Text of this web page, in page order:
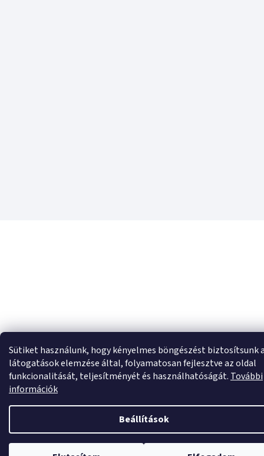
Sütiket használunk, hogy kényelmes böngészést biztosítsunk
látogatások elemzése által, folyamatosan fejlesztve az oldal
funkcionalitását, teljesítményét és használhatóságát. További
információk
Beállítások